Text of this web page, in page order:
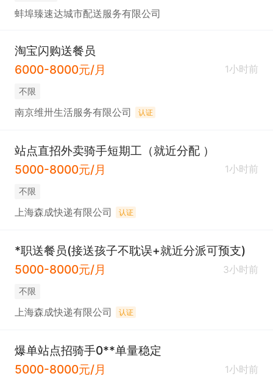
蚌埠臻速达城市配送服务有限公司
淘宝闪购送餐员
6000-8000元/月
1小时前
不限
南京维卅生活服务有限公司 认证
站点直招外卖骑手短期工（就近分配 ）
5000-8000元/月
1小时前
不限
上海森成快递有限公司 认证
*职送餐员(接送孩子不耽误+就近分派可预支)
5000-8000元/月
3小时前
不限
上海森成快递有限公司 认证
爆单站点招骑手0**单量稳定
5000-8000元/月
1小时前